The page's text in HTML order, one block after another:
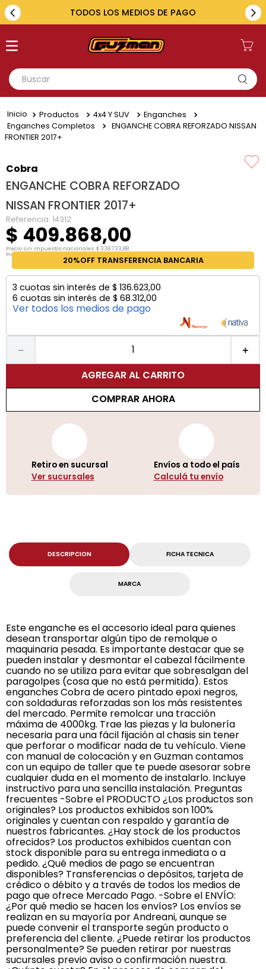
TODOS LOS MEDIOS DE PAGO
Buscar
1.
toyota
3.
amarok
4.
fiat
. chevrolet
Productos 4x4 Y SUV
Enganches
Enganches Completos
ENGANCHE COBRA REFORZADO NISSAN
FRONTIER 2017+
Cobra
ENGANCHE COBRA REFORZADO
NISSAN FRONTIER 2017+
Referencia: 14312
$ 409.868,00
Precio sin impuestos nacionales:$ 338.733,88
Precio por unidad:
20%OFF TRANSFERENCIA BANCARIA
3 cuotas sin interés de $ 136.623,00
6 cuotas sin interés de $ 68.312,00
Ver todos los medios de pago
＋
－
AGREGAR AL CARRITO
COMPRAR AHORA
Retiro en sucursal
Ver sucursales
Envíos a todo el país
Calculá tu envío
DESCRIPCION FICHA TECNICA
MARCA
Este enganche es el accesorio ideal para quienes
desean transportar algún tipo de remolque o
maquinaria pesada. Es importante destacar que se
pueden instalar y desmontar el cabezal fácilmente
cuando no se utiliza para evitar que sobresalgan del
paragolpes (cosa que no está permitida). Estos
enganches Cobra de acero pintado epoxi negros,
con soldaduras reforzadas son los más resistentes
del mercado. Permite remolcar una tracción
máxima de 4000kg. Trae las piezas y la bulonería
necesaria para una fácil fijación al chasis sin tener
que perforar o modificar nada de tu vehículo. Viene
con manual de colocación y en Guzman contamos
con un equipo de taller que te puede asesorar sobre
cualquier duda en el momento de instalarlo. Incluye
instructivo para una sencilla instalación. Preguntas
frecuentes -Sobre el PRODUCTO ¿Los productos son
originales? Los productos exhibidos son 100%
originales y cuentan con respaldo y garantía de
nuestros fabricantes. ¿Hay stock de los productos
ofrecidos? Los productos exhibidos cuentan con
stock disponible para su entrega inmediata o a
pedido. ¿Qué medios de pago se encuentran
disponibles? Transferencias o depósitos, tarjeta de
crédico o débito y a través de todos los medios de
pago que ofrece Mercado Pago. -Sobre el ENVÍO:
¿Por qué medio se hacen los envíos? Los envíos se
realizan en su mayoría por Andreani, aunque se
puede convenir el transporte según producto o
preferencia del cliente. ¿Puede retirar los productos
personalmente? Se pueden retirar por nuestras
sucursales previo aviso o confirmación nuestra.